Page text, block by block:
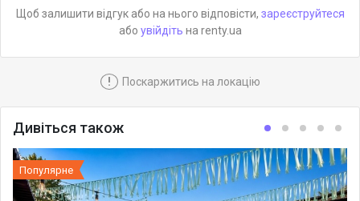
Щоб залишити відгук або на нього відповісти, зареєструйтеся
або увійдіть на renty.ua
! Поскаржитись на локацію
Дивіться також
Популярне